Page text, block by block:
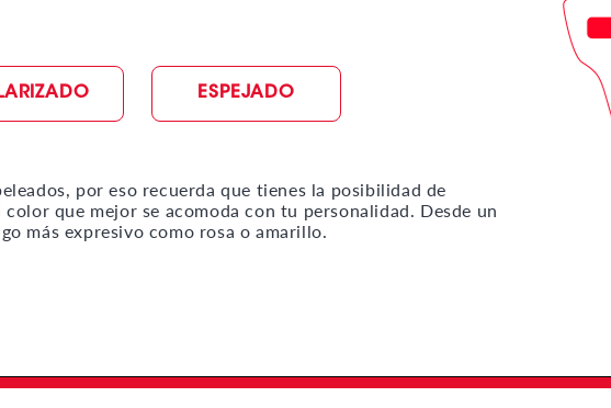
ESPEJADO
por eso recuerda que tienes la posibilidad de
que mejor se acomoda con tu personalidad. Desde un
más expresivo como rosa o amarillo.